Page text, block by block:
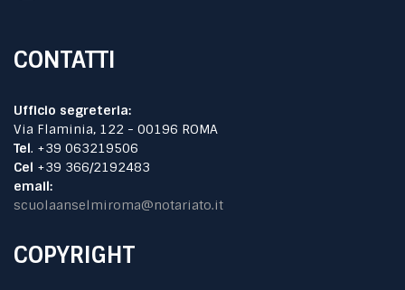
CONTATTI
Ufficio segreteria:
Via Flaminia, 122 - 00196 ROMA
Tel. +39 063219506
Cel +39 366/2192483
email:
scuolaanselmiroma@notariato.it
COPYRIGHT